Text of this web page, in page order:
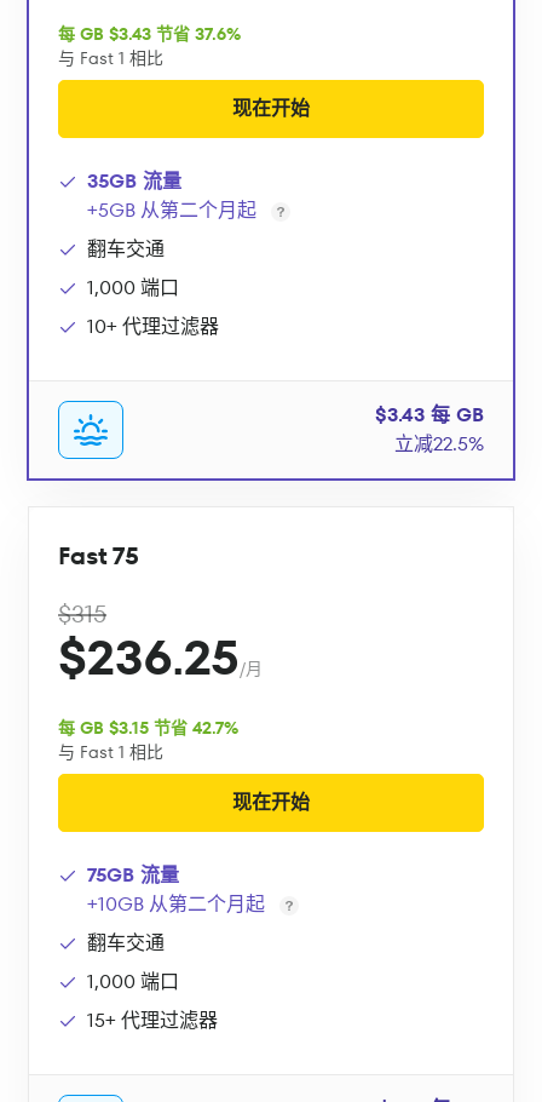
每 GB $3.43 节省 37.6%
与 Fast 1 相比
现在开始
35GB 流量
+5GB 从第二个月起
翻车交通
1,000 端口
10+ 代理过滤器
$3.43 每 GB
立减22.5%
Fast 75
$315
$236.25/月
每 GB $3.15 节省 42.7%
与 Fast 1 相比
现在开始
75GB 流量
+10GB 从第二个月起
翻车交通
1,000 端口
15+ 代理过滤器